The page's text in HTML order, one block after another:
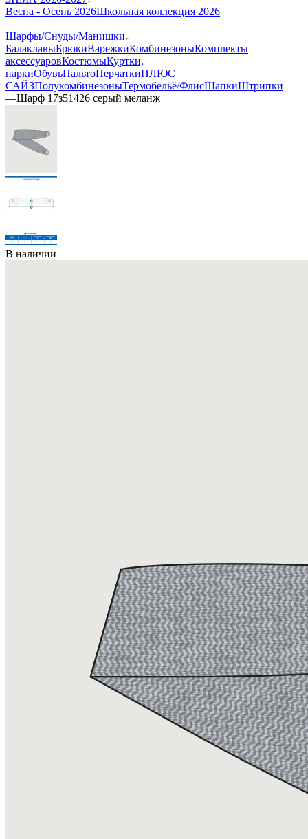
Весна - Осень 2026Школьная коллекция 2026
—
Шарфы/Снуды/Манишки
БалаклавыБрюкиВарежкиКомбинезоныКомплекты
аксессуаровКостюмыКуртки,
паркиОбувьПальтоПерчаткиПЛЮС
САЙЗПолукомбинезоныТермобельё/ФлисШапкиШтрипки
—Шарф 17з51426 серый меланж
В наличии